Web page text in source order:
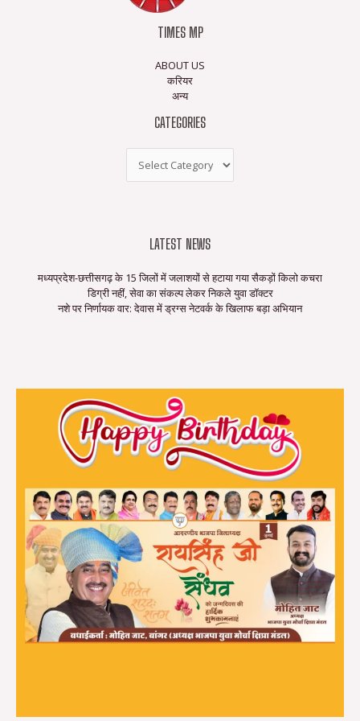
TIMES MP
ABOUT US
करियर
अन्य
CATEGORIES
LATEST NEWS
मध्यप्रदेश-छत्तीसगढ़ के 15 जिलों में जलाशयों से हटाया गया सैकड़ों किलो कचरा
डिग्री नहीं, सेवा का संकल्प लेकर निकले युवा डॉक्टर
नशे पर निर्णायक वार: देवास में ड्रग्स नेटवर्क के खिलाफ बड़ा अभियान